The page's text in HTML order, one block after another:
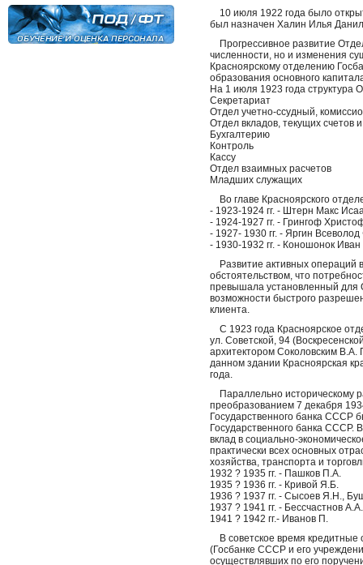
10 июля 1922 года было
был назначен Халин Илья
Прогрессивное развитие
численности, но и изменения
Красноярскому отделению
образования основного
На 1 июля 1923 года структура
Секретариат
Отдел учетно-ссудный,
Отдел вкладов, текущих счетов
Бухгалтерию
Контроль
Кассу
Отдел взаимных расчетов
Младших служащих
Во главе Красноярского
- 1923-1924 гг. - Штерн Макс
- 1924-1927 гг. - Грингоф
- 1927- 1930 гг. - Яргин
- 1930-1932 гг. - Коношонок
Развитие активных операций
обстоятельством, что
превышала установленный для
возможности быстрого
клиента.
С 1923 года Красноярское
ул. Советской, 94
архитектором Соколовским
данном здании Красноярская
года.
Параллельно историческому
преобразованием 7 декабря
Государственного банка СССР
Государственного банка СССР.
вклад в социально-
практически всех основных
хозяйства, транспорта и
1932 ? 1935 гг. - Пашков П.А.
1935 ? 1936 гг. - Кривой Я.Б.
1936 ? 1937 гг. - Сысоев Я.Н.,
1937 ? 1941 гг. - Бессчастнов А.А.
1941 ? 1942 гг.- Иванов П.
В советское время кредитные
(Госбанке СССР и его
осуществлявших по его